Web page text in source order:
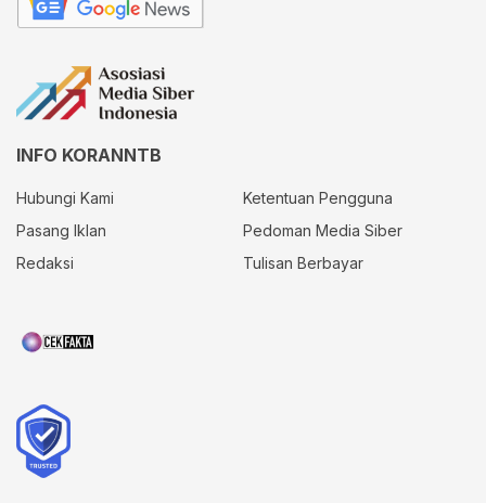
INFO KORANNTB
Hubungi Kami
Ketentuan Pengguna
Pasang Iklan
Pedoman Media Siber
Redaksi
Tulisan Berbayar